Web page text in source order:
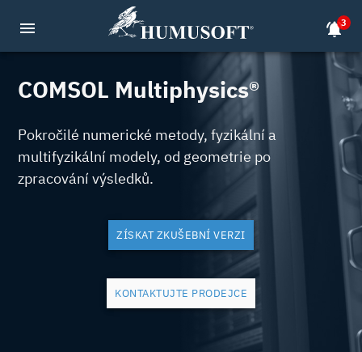
menu notifications_active3
COMSOL Multiphysics®
Pokročilé numerické metody, fyzikální a
multifyzikální modely, od geometrie po
zpracování výsledků.
ZÍSKAT ZKUŠEBNÍ VERZI
KONTAKTUJTE PRODEJCE